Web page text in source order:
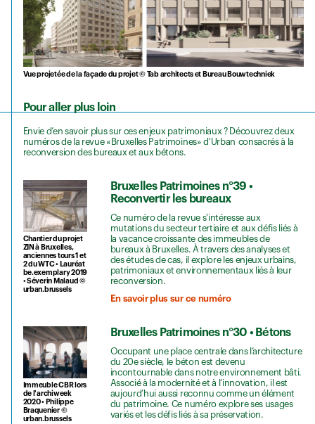
Vue projetée de la façade du projet © Tab architects et Bureau Bouwtechniek
Pour aller plus loin
Envie d’en savoir plus sur ces enjeux patrimoniaux ? Découvrez deux
numéros de la revue «Bruxelles Patrimoines» d'Urban consacrés à la
reconversion des bureaux et aux bétons.
Chantier du projet
ZIN à Bruxelles,
anciennes tours 1 et
2 du WTC • Lauréat
be.exemplary 2019
• Séverin Malaud ©
urban.brussels
Bruxelles Patrimoines n°39 •
Reconvertir les bureaux
Ce numéro de la revue s'intéresse aux
mutations du secteur tertiaire et aux défis liés à
la vacance croissante des immeubles de
bureaux à Bruxelles. À travers des analyses et
des études de cas, il explore les enjeux urbains,
patrimoniaux et environnementaux liés à leur
reconversion.
En savoir plus sur ce numéro
Immeuble CBR lors
de l'archiweek
2020 • Philippe
Braquenier ©
urban.brussels
Bruxelles Patrimoines n°30 • Bétons
Occupant une place centrale dans l’architecture
du 20e siècle, le béton est devenu
incontournable dans notre environnement bâti.
Associé à la modernité et à l’innovation, il est
aujourd’hui aussi reconnu comme un élément
du patrimoine. Ce numéro explore ses usages
variés et les défis liés à sa préservation.